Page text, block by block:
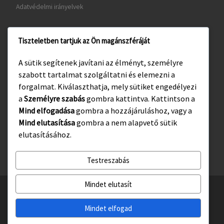
Adatvédelmi irányelvek
www.visitgyula.com
www.gyulakult.hu
Facebook Instagram
© 2026Gyulasport Nonprofit Kft.– All rights reserved
– Designed with theCustomizr téma haladó beállításai
Tiszteletben tartjuk az Ön magánszféráját
A sütik segítenek javítani az élményt, személyre
szabott tartalmat szolgáltatni és elemezni a
forgalmat. Kiválaszthatja, mely sütiket engedélyezi
a Személyre szabásgombra kattintva. Kattintson a
Mind elfogadásagombra a hozzájáruláshoz, vagy a
Mind elutasításagombra a nem alapvető sütik
elutasításához.
Testreszabás
Mindet elutasít
Mindet elfogad